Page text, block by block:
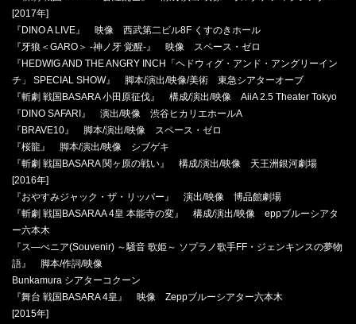
[2017年]
『DINO A LIVE』 映像 西武第二ビル8F くすのきホール
『牙狼＜GARO＞ -神ノ牙 覚醒-』 映像 スペース・ゼロ
『HEDWIG AND THE ANGRY INCH「ヘドウィグ・アンド・アングリーイン
チ」 SPECIAL SHOW』 脚本/演出/映像/美術 東急シアターオーブ
『斬劇 戦国BASARA 小田原征伐』 構成/演出/映像 AiiA 2.5 Theater Tokyo
『DINO SAFARI』 演出/映像 渋谷ヒカリエホールA
『BRAVE10』 脚本/演出/映像 スペース・ゼロ
『桜龍』 脚本/演出/映像 シブゲキ
『斬劇 戦国BASARA 関ヶ原の戦い』 構成/演出/映像 天王洲銀河劇場
[2016年]
『おやすみジャック・ザ・リッパー』 演出/映像 博品館劇場
『斬劇 戦国BASARAA 4皇 本能寺の変』 構成/演出/映像 eppブルーシアタ
ー六本木
『ス―べニア(Souvenir) ～騒音 歌姫～ ソプラノ歌手FF・ジェンキンスの夢物
語』 脚本/作詞/映像
Bunkamura シアターコクーン
『舞台 戦国BASARA 4皇』 映像 Zeppブルーシアター六本木
[2015年]